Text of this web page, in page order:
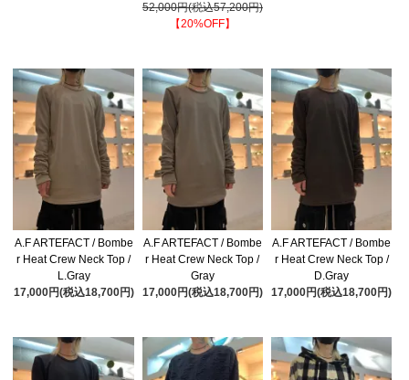
52,000円(税込57,200円)
【20%OFF】
A.F ARTEFACT / Bombe
r Heat Crew Neck Top /
L.Gray
17,000円(税込18,700円)
A.F ARTEFACT / Bombe
r Heat Crew Neck Top /
Gray
17,000円(税込18,700円)
A.F ARTEFACT / Bombe
r Heat Crew Neck Top /
D.Gray
17,000円(税込18,700円)